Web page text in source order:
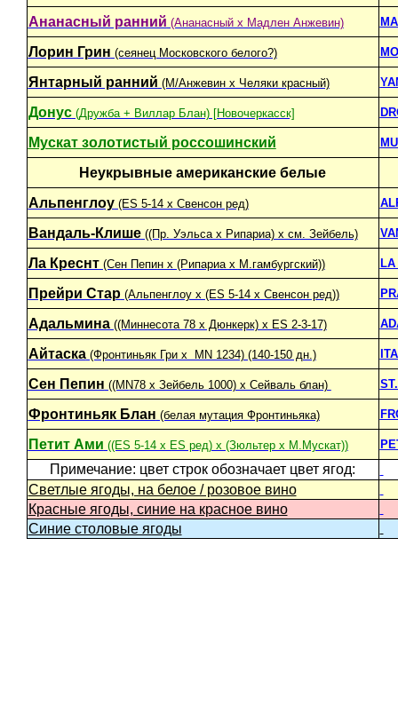
Ананасный ранний (Ананасный х Мадлен Анжевин)
Лорин Грин (сеянец Московского белого?)
Янтарный ранний (М/Анжевин х Челяки красный)
Донус(Дружба + Виллар Блан) [Новочеркасск]
Мускат золотистый россошинский
Неукрывные американские белые
Альпенглоу(ES 5-14 x Свенсон ред)
Вандаль-Клише((Пр. Уэльса x Рипариа) x см. Зейбель)
Ла Креснт(Сен Пепин x (Рипариа x М.гамбургский))
Прейри Стар(Альпенглоу х (ES 5-14 x Свенсон ред))
Адальмина ((Mиннесота 78 x Дюнкерк) х ES 2-3-17)
Айтаска(Фронтиньяк Гри х MN 1234) (140-150 дн.)
Сен Пепин ((MN78 x Зейбель 1000) x Сейваль блан)
Фронтиньяк Блан (белая мутация Фронтиньяка)
Петит Ами ((ES 5-14 х ES ред) х (Зюльтер х М.Мускат))
Примечание: цвет строк обозначает цвет ягод:
Светлые ягоды, на белое / розовое вино
Красные ягоды, синие на красное вино
Синие столовые ягоды